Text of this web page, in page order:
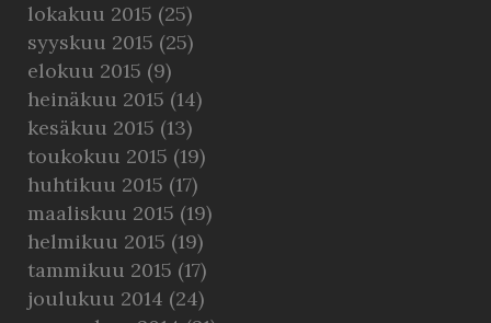
lokakuu 2015 (25)
syyskuu 2015 (25)
elokuu 2015 (9)
heinäkuu 2015 (14)
kesäkuu 2015 (13)
toukokuu 2015 (19)
huhtikuu 2015 (17)
maaliskuu 2015 (19)
helmikuu 2015 (19)
tammikuu 2015 (17)
joulukuu 2014 (24)